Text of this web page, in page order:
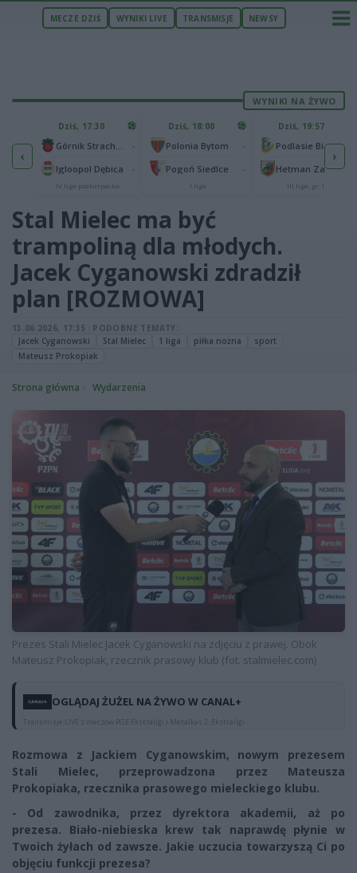
MECZE DZIŚ WYNIKI LIVE TRANSMISJE NEWSY
WYNIKI NA ŻYWO
‹
65
25
Dziś, 17:30
Igloopol Dębica
IV liga podkarpacka
Dziś, 18:00
Polonia Bytom
Pogoń Siedlce
I liga
Dziś, 19:57
Podlasie Biała Podlaska
Hetman Zamość
III liga, gr. IV
›
Stal Mielec ma być
trampoliną dla młodych.
Jacek Cyganowski zdradził
plan [ROZMOWA]
13.06.2026, 17:35
PODOBNE TEMATY:
Jacek Cyganowski
Stal Mielec 1 liga piłka nożna
sport
Mateusz Prokopiak
Strona główna Wydarzenia
Prezes Stali Mielec Jacek Cyganowski na zdjęciu z prawej. Obok
Mateusz Prokopiak, rzecznik prasowy klub (fot. stalmielec.com)
OGLĄDAJ ŻUŻEL NA ŻYWO W CANAL+
Transmisje LIVE z meczów PGE Ekstraligi i Metalkas 2. Ekstraligi
Rozmowa z Jackiem Cyganowskim, nowym prezesem
Stali Mielec, przeprowadzona przez Mateusza
Prokopiaka, rzecznika prasowego mieleckiego klubu.
- Od zawodnika, przez dyrektora akademii, aż po
prezesa. Biało-niebieska krew tak naprawdę płynie w
Twoich żyłach od zawsze. Jakie uczucia towarzyszą Ci po
objęciu funkcji prezesa?